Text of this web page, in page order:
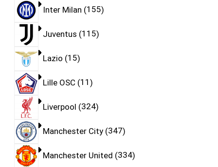
Inter Milan 155
Juventus 115
Lazio 15
Lille OSC 11
Liverpool 324
Manchester City 347
Manchester United 334